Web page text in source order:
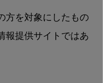
方を対象にしたもの
報提供サイトではあ